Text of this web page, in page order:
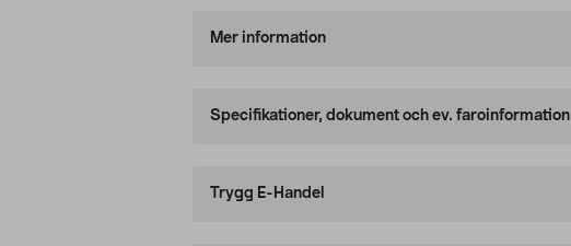
Mer information
Specifikationer, dokument och ev. faroinformation
Trygg E-Handel